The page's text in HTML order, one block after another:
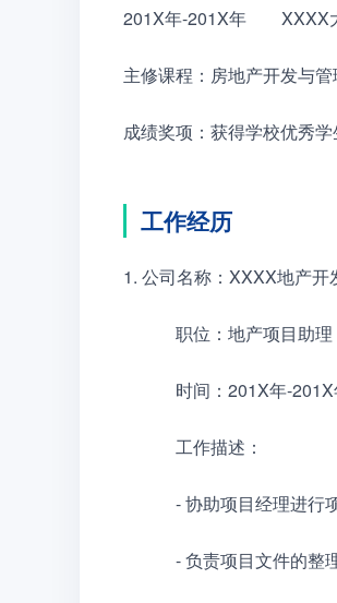
201X年-201X年　　XXXX
主修课程：房地产开发与
成绩奖项：获得学校优秀
工作经历
1. 公司名称：XXXX地产开
职位：地产项目助理
时间：201X年-201X
工作描述：
- 协助项目经理进行项
- 负责项目文件的整理